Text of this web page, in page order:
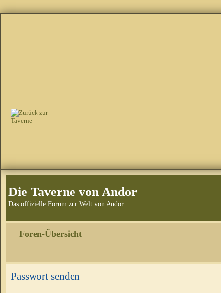
Die Taverne von Andor
Das offizielle Forum zur Welt von Andor
Foren-Übersicht
Passwort senden